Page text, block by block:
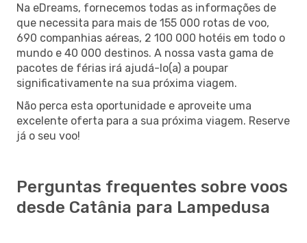
Na eDreams, fornecemos todas as informações de
que necessita para mais de 155 000 rotas de voo,
690 companhias aéreas, 2 100 000 hotéis em todo o
mundo e 40 000 destinos. A nossa vasta gama de
pacotes de férias irá ajudá-lo(a) a poupar
significativamente na sua próxima viagem.
Não perca esta oportunidade e aproveite uma
excelente oferta para a sua próxima viagem. Reserve
já o seu voo!
Perguntas frequentes sobre voos
desde Catânia para Lampedusa